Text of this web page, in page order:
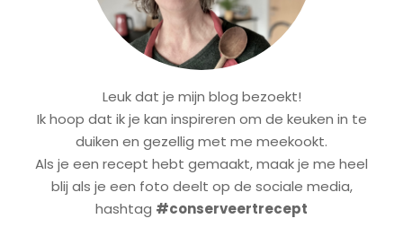
Leuk dat je mijn blog bezoekt!
Ik hoop dat ik je kan inspireren om de keuken in te
duiken en gezellig met me meekookt.
Als je een recept hebt gemaakt, maak je me heel
blij als je een foto deelt op de sociale media,
hashtag #conserveertrecept